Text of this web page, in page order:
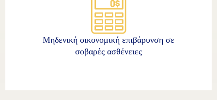
Μηδενική οικονομική επιβάρυνση σε
σοβαρές ασθένειες